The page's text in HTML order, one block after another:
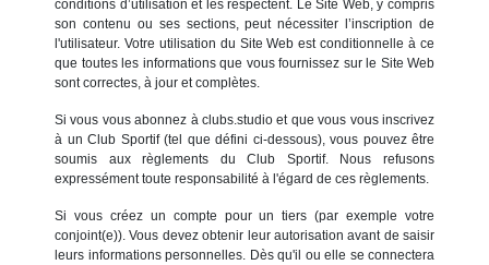
conditions d’utilisation et les respectent. Le Site Web, y compris
son contenu ou ses sections, peut nécessiter l’inscription de
l'utilisateur. Votre utilisation du Site Web est conditionnelle à ce
que toutes les informations que vous fournissez sur le Site Web
sont correctes, à jour et complètes.
Si vous vous abonnez à clubs.studio et que vous vous inscrivez
à un Club Sportif (tel que défini ci-dessous), vous pouvez être
soumis aux règlements du Club Sportif. Nous refusons
expressément toute responsabilité à l'égard de ces règlements.
Si vous créez un compte pour un tiers (par exemple votre
conjoint(e)). Vous devez obtenir leur autorisation avant de saisir
leurs informations personnelles. Dès qu'il ou elle se connectera